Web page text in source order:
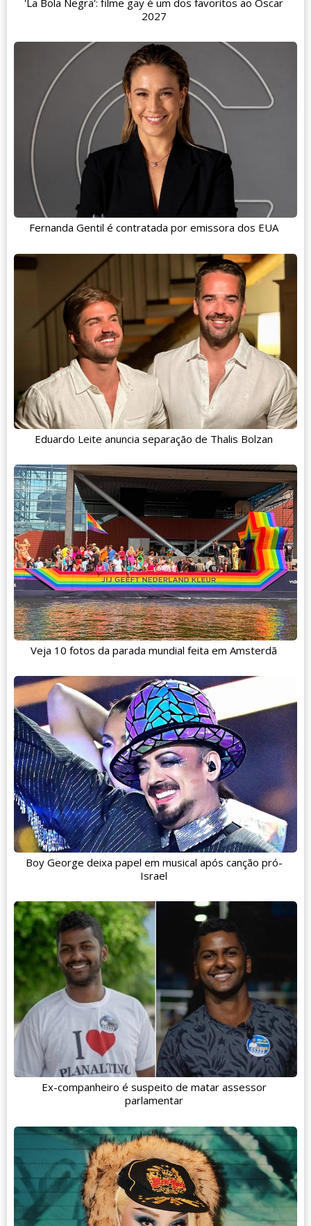
2027
Fernanda Gentil é contratada por emissora dos EUA
Eduardo Leite anuncia separação de Thalis Bolzan
Veja 10 fotos da parada mundial feita em Amsterdã
Boy George deixa papel em musical após canção pró-
Israel
Ex-companheiro é suspeito de matar assessor
parlamentar